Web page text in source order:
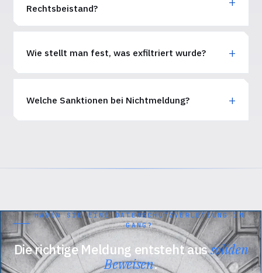
Rechtsbeistand?
Wie stellt man fest, was exfiltriert wurde?
Welche Sanktionen bei Nichtmeldung?
HABEN SIE EINE DATENSCHUTZVERLETZUNG IM
GANG?
Die richtige Meldung entsteht aussoliden
Beweisen.